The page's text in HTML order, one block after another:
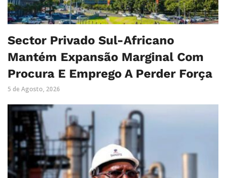
Sector Privado Sul-Africano
Mantém Expansão Marginal Com
Procura E Emprego A Perder Força
5 de Agosto, 2026